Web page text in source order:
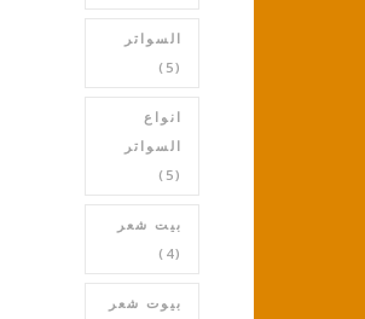
السواتر
(5)
انواع
السواتر
(5)
بيت شعر
(4)
بيوت شعر